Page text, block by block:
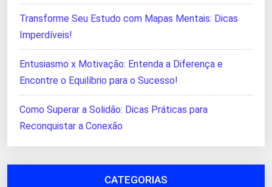
Transforme Seu Estudo com Mapas Mentais: Dicas
Imperdíveis!
Entusiasmo x Motivação: Entenda a Diferença e
Encontre o Equilíbrio para o Sucesso!
Como Superar a Solidão: Dicas Práticas para
Reconquistar a Conexão
CATEGORIAS